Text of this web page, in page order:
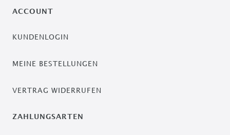
ACCOUNT
KUNDENLOGIN
MEINE BESTELLUNGEN
VERTRAG WIDERRUFEN
ZAHLUNGSARTEN